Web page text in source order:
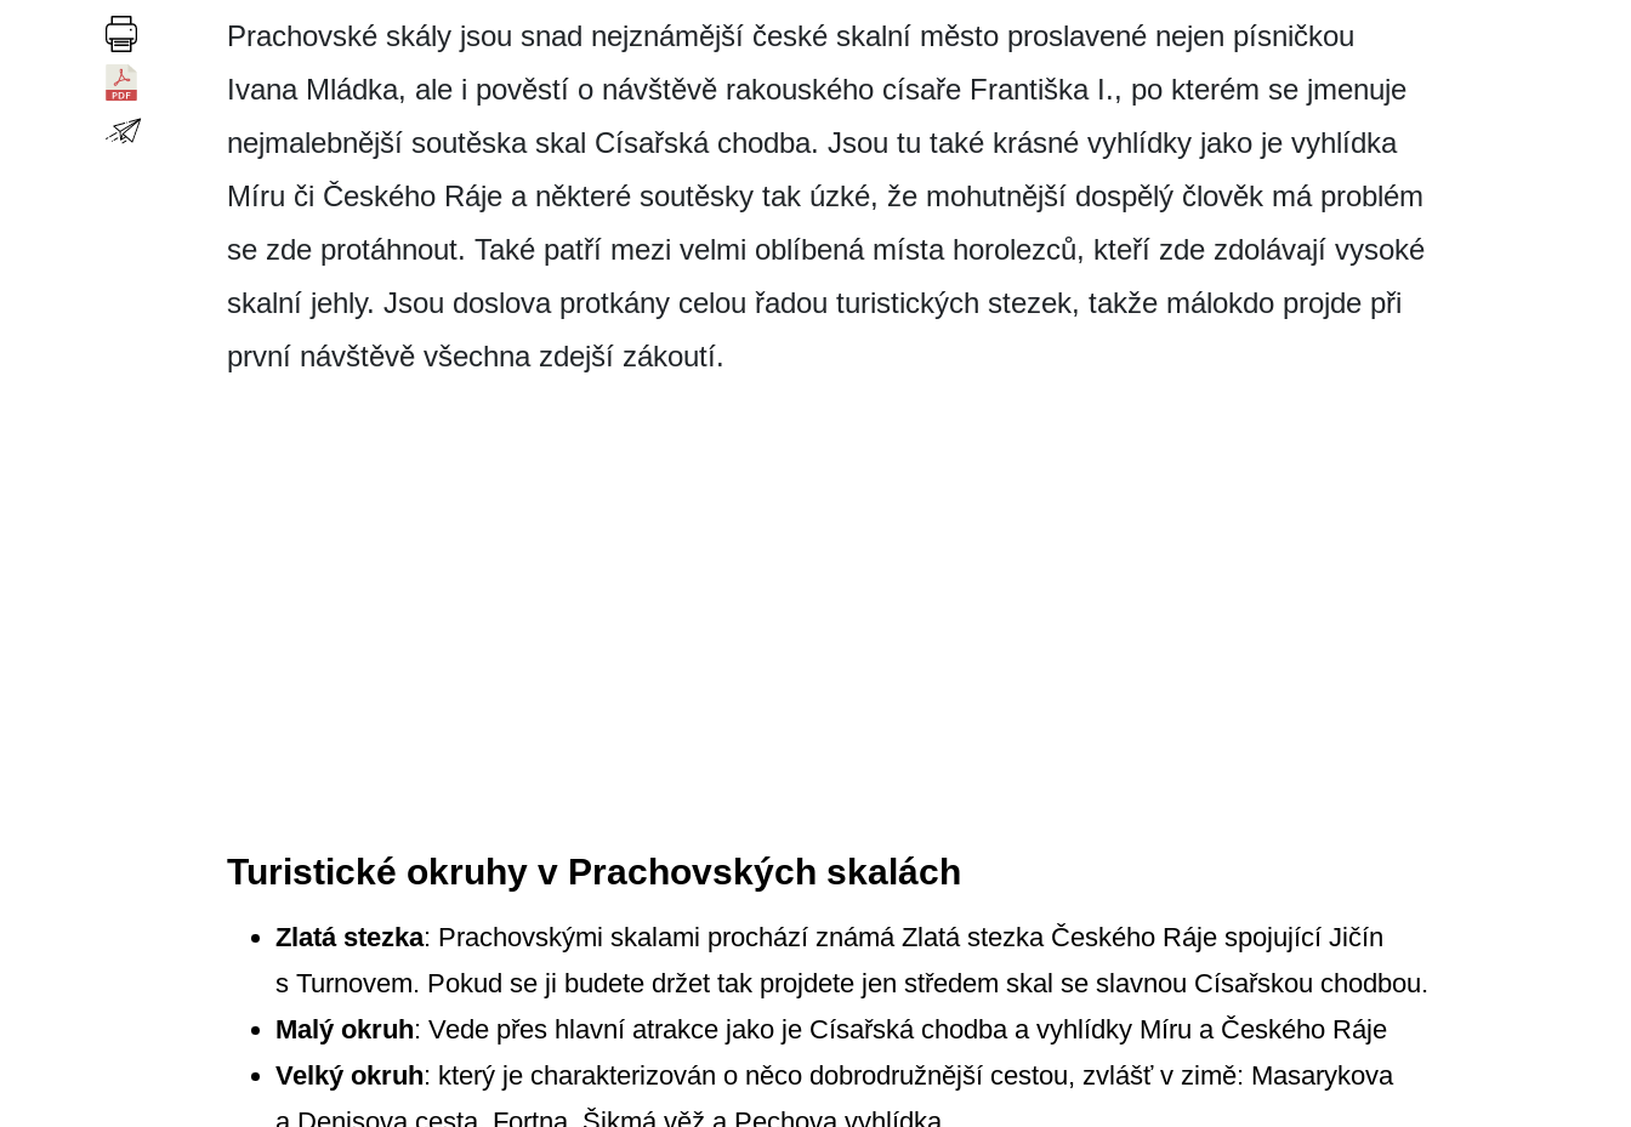
Prachovské skály jsou snad nejznámější české skalní město proslavené nejen písničkou
Ivana Mládka, ale i pověstí o návštěvě rakouského císaře Františka I., po kterém se jmenuje
nejmalebnější soutěska skal Císařská chodba. Jsou tu také krásné vyhlídky jako je vyhlídka
Míru či Českého Ráje a některé soutěsky tak úzké, že mohutnější dospělý člověk má problém
se zde protáhnout. Také patří mezi velmi oblíbená místa horolezců, kteří zde zdolávají vysoké
skalní jehly. Jsou doslova protkány celou řadou turistických stezek, takže málokdo projde při
první návštěvě všechna zdejší zákoutí.
Turistické okruhy v Prachovských skalách
Zlatá stezka: Prachovskými skalami prochází známá Zlatá stezka Českého Ráje spojující Jičín
s Turnovem. Pokud se ji budete držet tak projdete jen středem skal se slavnou Císařskou chodbou.
Malý okruh: Vede přes hlavní atrakce jako je Císařská chodba a vyhlídky Míru a Českého Ráje
Velký okruh: který je charakterizován o něco dobrodružnější cestou, zvlášť v zimě: Masarykova